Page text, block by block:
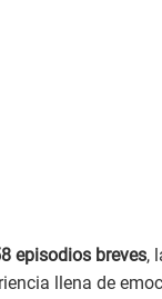
episodios breves,
llena de